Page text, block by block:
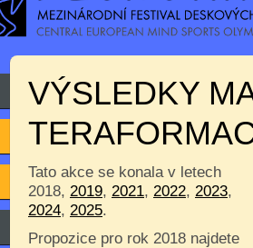
VÝSLEDKY
Tato akce se konala v letech
2018, 2019, 2021, 2022, 2023,
2024, 2025.
Propozice pro rok 2018 najdete